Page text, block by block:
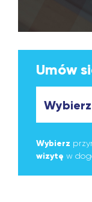
Umów
Wybierz
wizytę w